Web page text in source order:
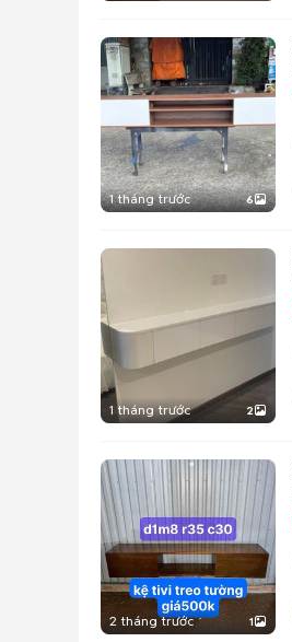
1 tháng trước 6
1 tháng trước 2
2 tháng trước 1